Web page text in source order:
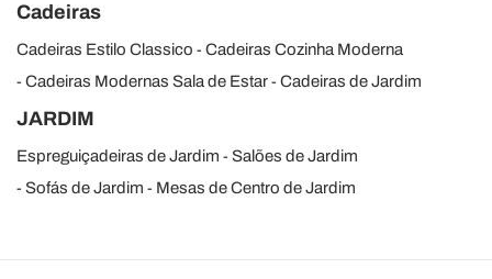
Cadeiras
Cadeiras Estilo Classico
Cadeiras Cozinha Moderna
Cadeiras Modernas Sala de Estar
Cadeiras de Jardim
JARDIM
Espreguiçadeiras de Jardim
Salões de Jardim
Sofás de Jardim
Mesas de Centro de Jardim